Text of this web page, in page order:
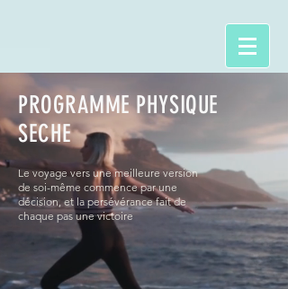
PROGRAMME PHYSIQUE
SECHE
Le voyage vers une meilleure version
de soi-même commence par une
décision, et la persévérance fait de
chaque pas une victoire